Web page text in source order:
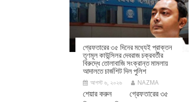
গ্রেফতারের ৩৫ দিনের মধ্যেই প্রাক্তন
তৃণমূল কাউন্সিলর দেবরাজ চক্রবর্তীর
বিরুদ্ধে তোলাবাজি সংক্রান্ত মামলায়
আদালতে চার্জশিট দিল পুলিশ
আগস্ট ৬, ২০২৬ NAZMA
শেয়ার করুন গ্রেফতারের ৩৫